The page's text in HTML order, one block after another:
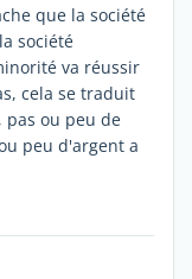
que la société
société
va réussir
cela se traduit
pas ou peu de
peu d'argent a